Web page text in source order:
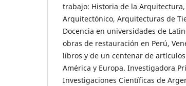
trabajo: Historia de la
Arquitectónico, Arquitecturas de
Docencia en universidades de
obras de restauración en Perú,
libros y de un centenar de
América y Europa. Investigadora
Investigaciones Científicas de